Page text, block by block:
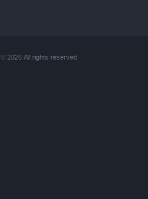
© 2026 All rights reserved